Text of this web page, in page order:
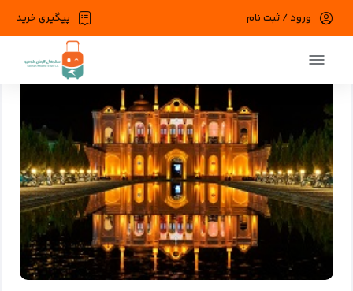
پیگیری خرید ورود / ثبت نام
راهنمای سفر به شهر کریمان | دیار